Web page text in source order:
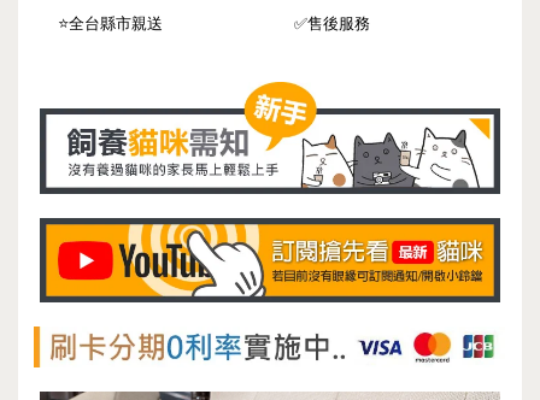
⭐️全台縣市親送 ✅售後服務